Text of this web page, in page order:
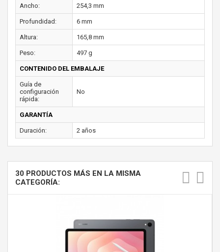
Ancho: 254,3 mm
Profundidad: 6 mm
Altura: 165,8 mm
Peso: 497 g
CONTENIDO DEL EMBALAJE
Guía de
configuración
rápida:
No
GARANTÍA
Duración: 2 años
30 PRODUCTOS MÁS EN LA MISMA
CATEGORÍA: